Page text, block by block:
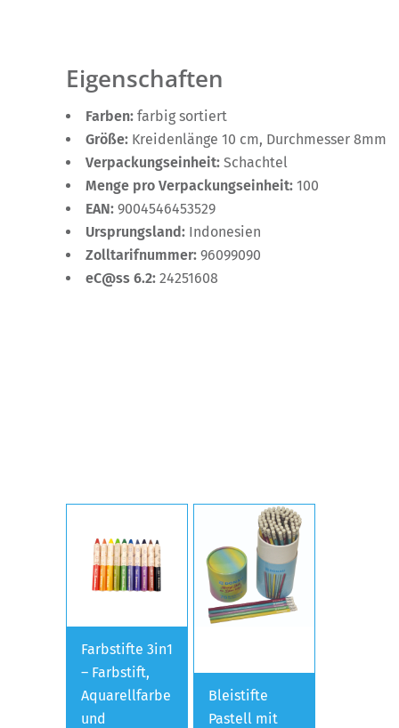
Eigenschaften
Farben: farbig sortiert
Größe: Kreidenlänge 10 cm, Durchmesser 8mm
Verpackungseinheit: Schachtel
Menge pro Verpackungseinheit: 100
EAN: 9004546453529
Ursprungsland: Indonesien
Zolltarifnummer: 96099090
eC@ss 6.2: 24251608
Farbstifte 3in1
– Farbstift,
Aquarellfarbe
und
Bleistifte
Pastell mit